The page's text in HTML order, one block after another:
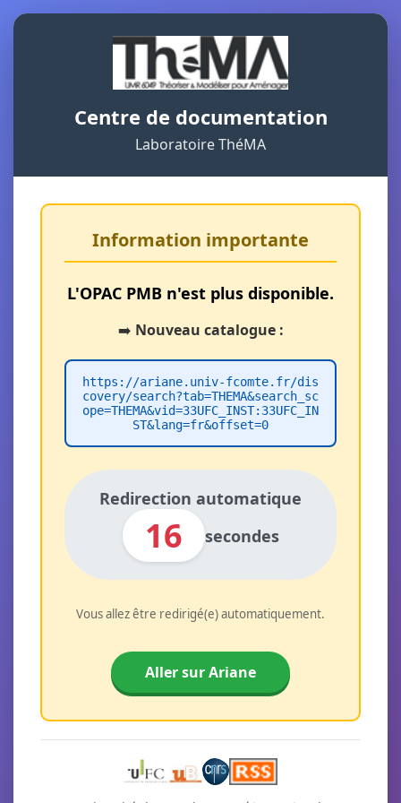
Centre de documentation
Laboratoire ThéMA
Information importante
L'OPAC PMB n'est plus disponible.
➡️ Nouveau catalogue :
https://ariane.univ-fcomte.fr/dis
covery/search?tab=THEMA&search_sc
ope=THEMA&vid=33UFC_INST:33UFC_IN
ST&lang=fr&offset=0
Redirection automatique
16 secondes
Vous allez être redirigé(e) automatiquement.
Aller sur Ariane